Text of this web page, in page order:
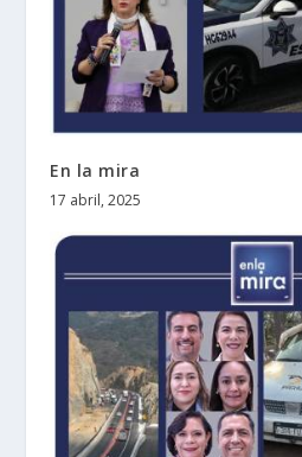
En la mira
17 abril, 2025